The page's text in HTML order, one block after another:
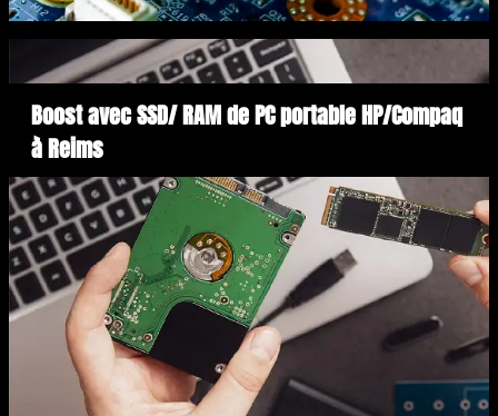
Boost avec SSD/ RAM de PC portable HP/Compaq
à Reims